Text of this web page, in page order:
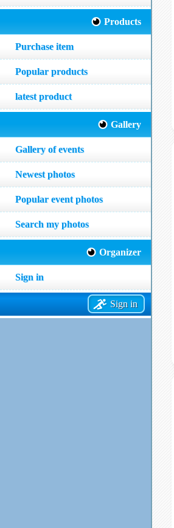
Products
Purchase item
Popular products
latest product
Gallery
Gallery of events
Newest photos
Popular event photos
Search my photos
Organizer
Sign in
Sign in